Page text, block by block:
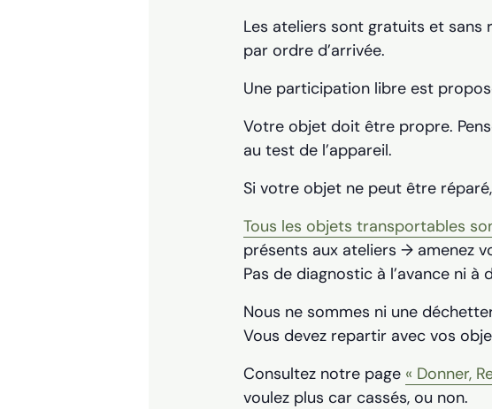
Les ateliers sont gratuits et sans
par ordre d’arrivée.
Une participation libre est
Votre objet doit être propre.
au test de l’appareil.
Si votre objet ne peut être réparé,
Tous les objets transportables
présents aux ateliers → amenez
Pas de diagnostic à l’avance ni à
Nous ne sommes ni une
Vous devez repartir avec vos
Consultez notre page « Donner,
voulez plus car cassés, ou non.